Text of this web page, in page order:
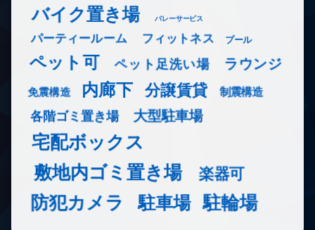
バイク置き場 バレーサービス
パーティールーム フィットネス プール
ペット可 ペット足洗い場 ラウンジ
免震構造 内廊下 分譲賃貸 制震構造
各階ゴミ置き場 大型駐車場
宅配ボックス
敷地内ゴミ置き場
楽器可
防犯カメラ 駐車場 駐輪場